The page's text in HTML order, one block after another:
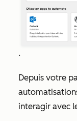
.
Depuis votre
interagir avec